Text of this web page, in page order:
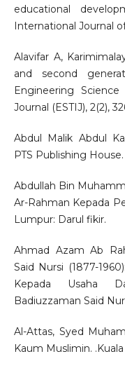
educational
International Journal
Alavifar A,
and second
Engineering
Journal (ESTIJ), 2(2),
Abdul Malik Abdul
PTS Publishing House.
Abdullah Bin
Ar-Rahman Kepada
Lumpur: Darul fikir.
Ahmad Azam Ab
Said Nursi (1877-
Kepada Usaha
Badiuzzaman Said
Al-Attas, Syed
Kaum Muslimin.